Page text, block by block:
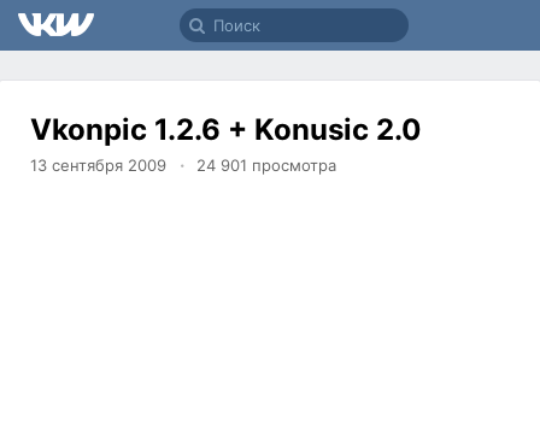
Vkonpic 1.2.6 + Konusic 2.0
13 сентября 2009 24 901 просмотра